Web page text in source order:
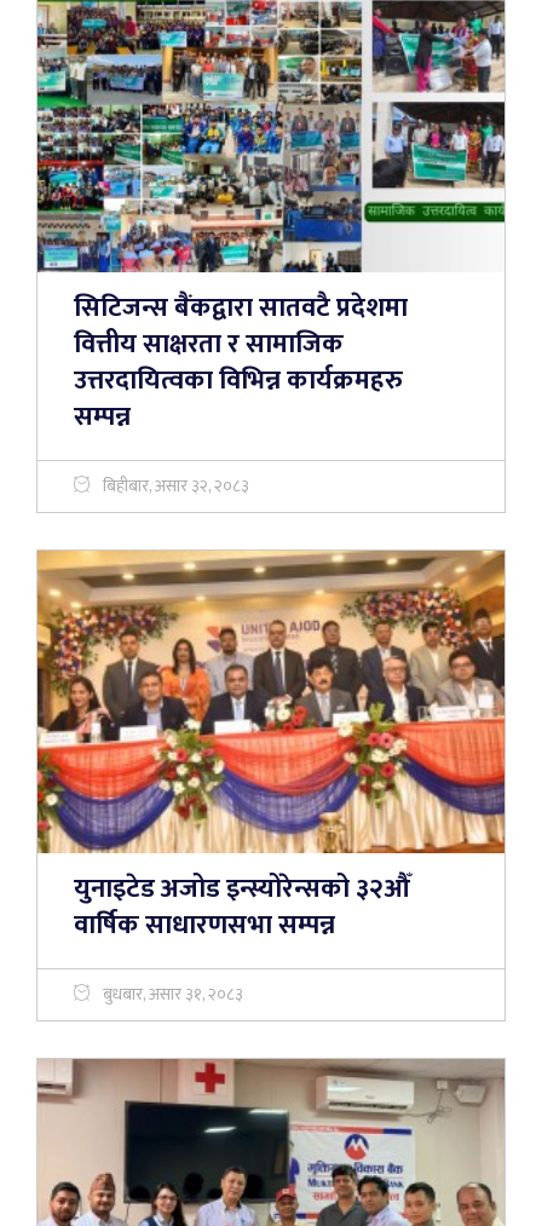
सिटिजन्स बैंकद्वारा सातवटै प्रदेशमा
वित्तीय साक्षरता र सामाजिक
उत्तरदायित्वका विभिन्न कार्यक्रमहरु
सम्पन्न
बिहीबार, असार ३२, २०८३
युनाइटेड अजोड इन्स्योरेन्सको ३२औँ
वार्षिक साधारणसभा सम्पन्न
बुधबार, असार ३१, २०८३